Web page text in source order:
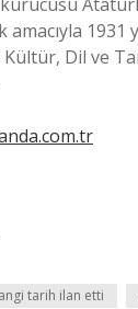
1931
Dil ve
tarih ilan etti